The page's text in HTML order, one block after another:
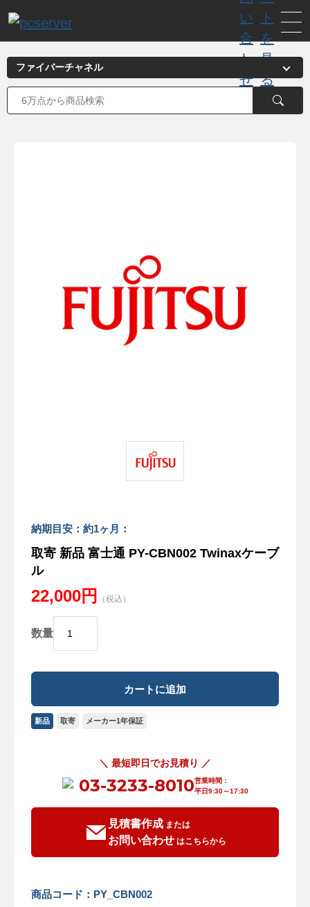
納期目安：約1ヶ月：
取寄 新品 富士通 PY-CBN002 Twinaxケーブ
ル
22,000円 （税込）
数量
新品 取寄 メーカー1年保証
＼ 最短即日でお見積り ／
03-3233-8010営業時間：
平日9:30～17:30
見積書作成または
お問い合わせはこちらから
商品コード：PY_CBN002